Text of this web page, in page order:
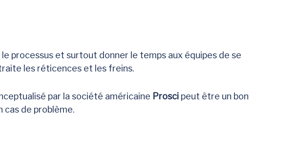
processus et surtout donner le temps aux équipes de se
les réticences et les freins.
par la société américaine Prosci peut être un bon
cas de problème.